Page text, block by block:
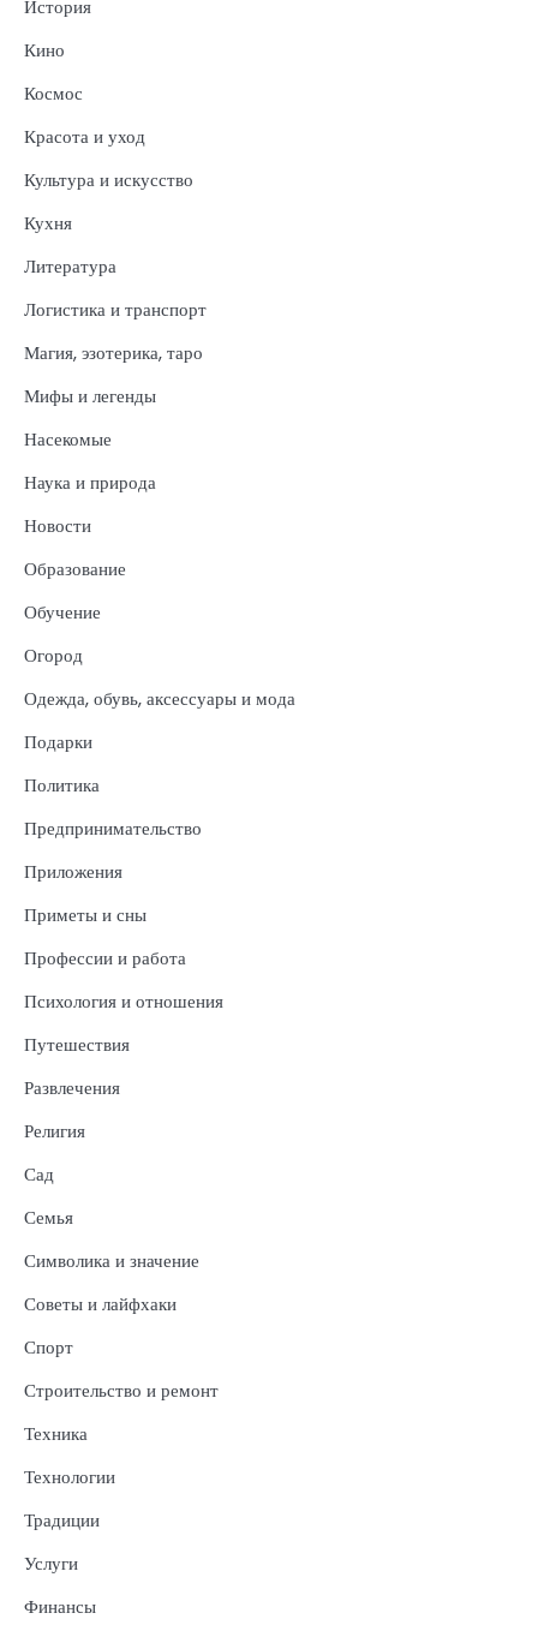
История
Кино
Космос
Красота и уход
Культура и искусство
Кухня
Литература
Логистика и транспорт
Магия, эзотерика, таро
Мифы и легенды
Насекомые
Наука и природа
Новости
Образование
Обучение
Огород
Одежда, обувь, аксессуары и мода
Подарки
Политика
Предпринимательство
Приложения
Приметы и сны
Профессии и работа
Психология и отношения
Путешествия
Развлечения
Религия
Сад
Семья
Символика и значение
Советы и лайфхаки
Спорт
Строительство и ремонт
Техника
Технологии
Традиции
Услуги
Финансы